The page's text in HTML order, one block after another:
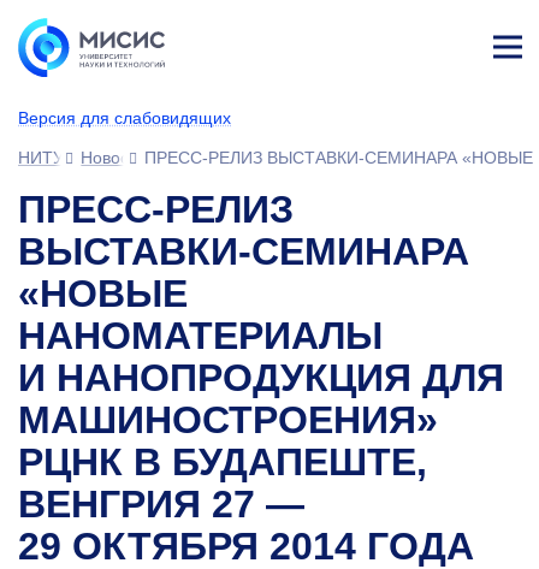
Версия для слабовидящих
ине
НИТУ МИСИС
НовостиПРЕСС-РЕЛИЗ ВЫСТАВКИ-СЕМИНАРА
ПРЕСС-РЕЛИЗ
ВЫСТАВКИ-СЕМИНАРА
«НОВЫЕ
НАНОМАТЕРИАЛЫ
И НАНОПРОДУКЦИЯ ДЛЯ
МАШИНОСТРОЕНИЯ»
РЦНК В БУДАПЕШТЕ,
ВЕНГРИЯ 27 —
29 ОКТЯБРЯ 2014 ГОДА